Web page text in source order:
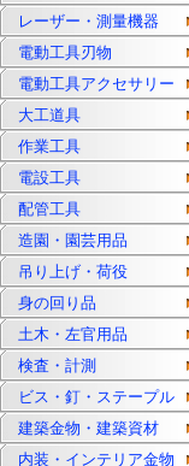
レーザー・測量機器
電動工具刃物
電動工具アクセサリー
大工道具
作業工具
電設工具
配管工具
造園・園芸用品
吊り上げ・荷役
身の回り品
土木・左官用品
検査・計測
ビス・釘・ステープル
建築金物・建築資材
内装・インテリア金物